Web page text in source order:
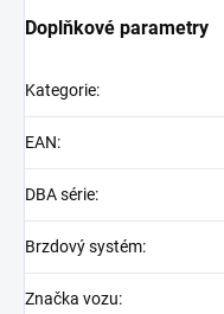
Doplňkové parametry
Kategorie:
EAN:
DBA série:
Brzdový systém:
Značka vozu: